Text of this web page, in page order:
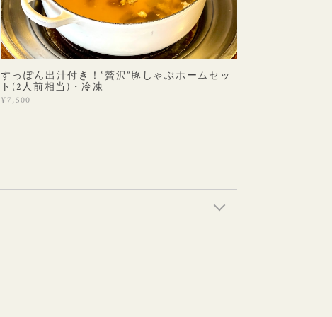
すっぽん出汁付き！”贅沢”豚しゃぶホームセッ
ト(2人前相当)・冷凍
¥7,500